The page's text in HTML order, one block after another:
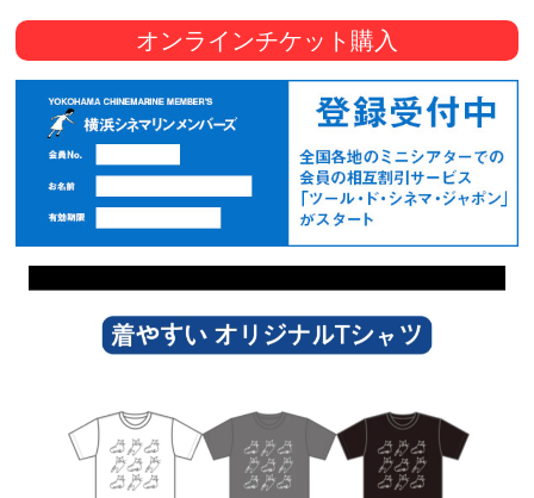
オンラインチケット購入